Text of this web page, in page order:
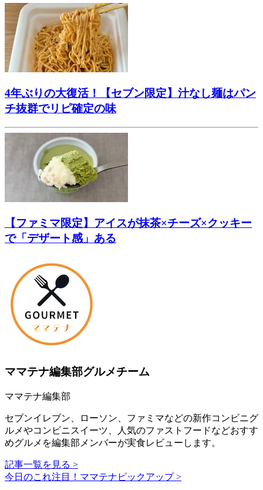
4年ぶりの大復活！【セブン限定】汁なし麺はパン
チ抜群でリピ確定の味
【ファミマ限定】アイスが抹茶×チーズ×クッキー
で「デザート感」ある
ママテナ編集部グルメチーム
ママテナ編集部
セブンイレブン、ローソン、ファミマなどの新作コンビニグ
ルメやコンビニスイーツ、人気のファストフードなどおすす
めグルメを編集部メンバーが実食レビューします。
記事一覧を見る >
今日のこれ注目！ママテナピックアップ >